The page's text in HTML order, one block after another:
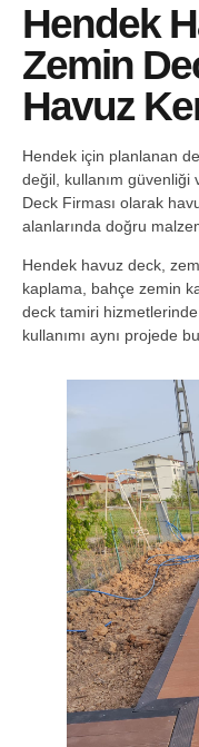
Hendek
Zemin
Havuz
Hendek için planlanan
değil, kullanım güvenliği
Deck Firması olarak
alanlarında doğru
Hendek havuz deck,
kaplama, bahçe zemin
deck tamiri
kullanımı aynı projede